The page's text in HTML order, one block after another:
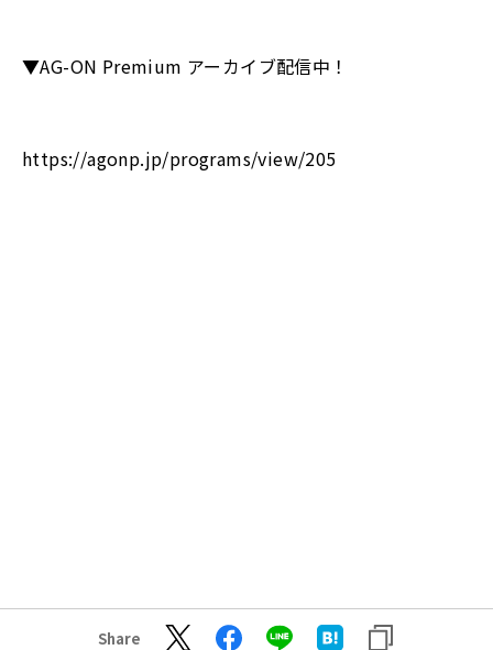
▼AG-ON Premium アーカイブ配信中！
https://agonp.jp/programs/view/205
Share